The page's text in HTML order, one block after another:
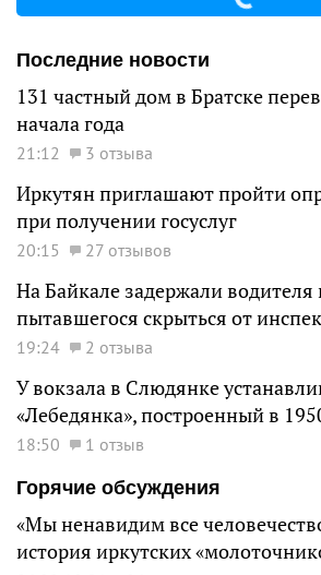
Последние новости
131 частный дом в Братске
начала года
21:12 3 отзыва
Иркутян приглашают пройти
при получении госуслуг
20:15 27 отзывов
На Байкале задержали водителя
пытавшегося скрыться от
19:24 2 отзыва
У вокзала в Слюдянке
«Лебедянка», построенный в
18:50
1 отзыв
Горячие обсуждения
«Мы ненавидим все
история иркутских